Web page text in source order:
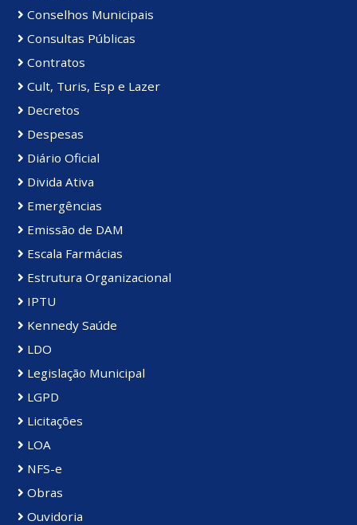
Conselhos Municipais
Consultas Públicas
Contratos
Cult, Turis, Esp e Lazer
Decretos
Despesas
Diário Oficial
Divida Ativa
Emergências
Emissão de DAM
Escala Farmácias
Estrutura Organizacional
IPTU
Kennedy Saúde
LDO
Legislação Municipal
LGPD
Licitações
LOA
NFS-e
Obras
Ouvidoria